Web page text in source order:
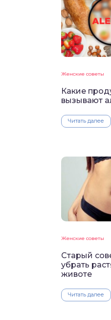
Женские советы
Какие
вызывают
Читать далее
Женские советы
Старый
убрать
животе
Читать далее